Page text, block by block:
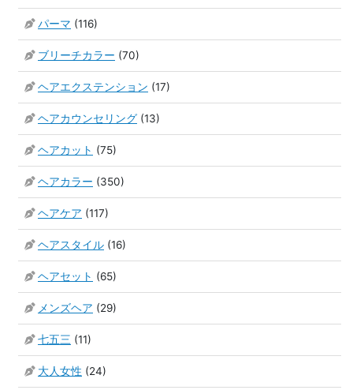
パーマ (116)
ブリーチカラー (70)
ヘアエクステンション (17)
ヘアカウンセリング (13)
ヘアカット (75)
ヘアカラー (350)
ヘアケア (117)
ヘアスタイル (16)
ヘアセット (65)
メンズヘア (29)
七五三 (11)
大人女性 (24)